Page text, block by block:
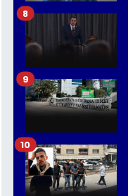
8
9
10